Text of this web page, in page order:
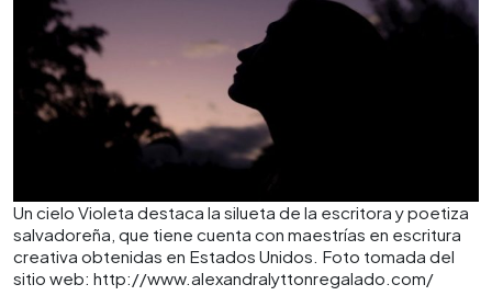
Un cielo Violeta destaca la silueta de la escritora y poetiza
salvadoreña, que tiene cuenta con maestrías en escritura
creativa obtenidas en Estados Unidos. Foto tomada del
sitio web: http://www.alexandralyttonregalado.com/